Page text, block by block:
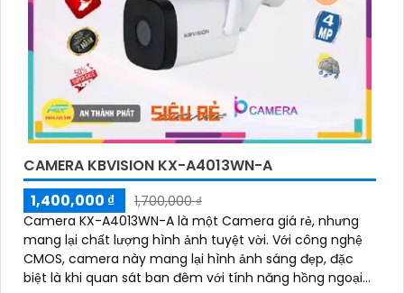
CAMERA KBVISION KX-A4013WN-A
1,400,000 ₫
1,700,000 ₫
Camera KX-A4013WN-A là một Camera giá rẻ, nhưng
mang lại chất lượng hình ảnh tuyệt vời. Với công nghệ
CMOS, camera này mang lại hình ảnh sáng đẹp, đặc
biệt là khi quan sát ban đêm với tính năng hồng ngoại